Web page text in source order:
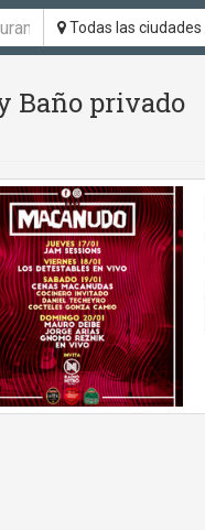
Todas las ciudades
Baño privado